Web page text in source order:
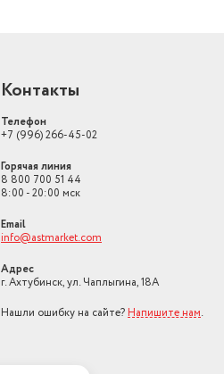
Контакты
Телефон
+7 (996) 266-45-02
Горячая линия
8 800 700 51 44
8:00 - 20:00 мск
Email
info@astmarket.com
Адрес
г. Ахтубинск, ул. Чаплыгина, 18А
Нашли ошибку на сайте? Напишите нам.